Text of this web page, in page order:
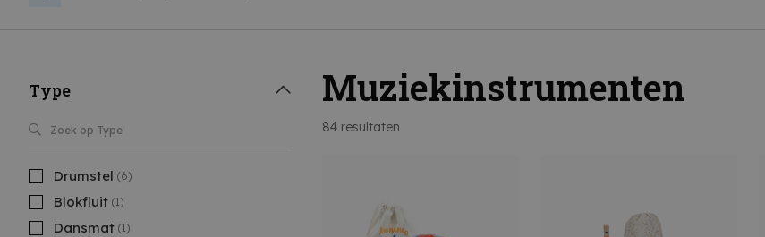
Type
Drumstel (6)
Blokfluit (1)
Dansmat (1)
Muziekinstrumenten
84 resultaten